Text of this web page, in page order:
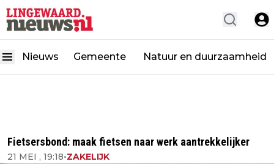
Nieuws Gemeente Natuur en duurzaamheid
Fietsersbond: maak fietsen naar werk aantrekkelijker
21 MEI , 19:18•ZAKELIJK